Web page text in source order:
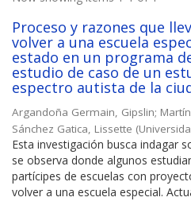
Proceso y razones que
volver a una escuela
estado en un programa
estudio de caso de un
espectro autista de la
Argandoña Germain, Gipslin;
Sánchez Gatica, Lissette (
Esta investigación busca indagar
se observa donde algunos
partícipes de escuelas con
volver a una escuela especial.